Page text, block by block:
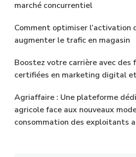
marché concurrentiel
Comment optimiser l’activation
augmenter le trafic en magasin
Boostez votre carrière avec des
certifiées en marketing digital
Agriaffaire : Une plateforme
agricole face aux nouveaux
consommation des exploitants